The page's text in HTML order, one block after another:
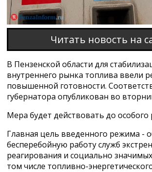
Читать новость на
В Пензенской области для
внутреннего рынка топлива ввели
повышенной готовности.
губернатора опубликован во
Мера будет действовать до особого
Главная цель введенного режима -
бесперебойную работу служб
реагирования и социально
том числе топливно-